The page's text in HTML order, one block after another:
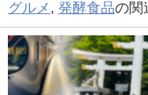
グルメ , 発酵食品の関